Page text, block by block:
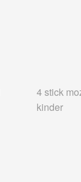
4 stick
kinder